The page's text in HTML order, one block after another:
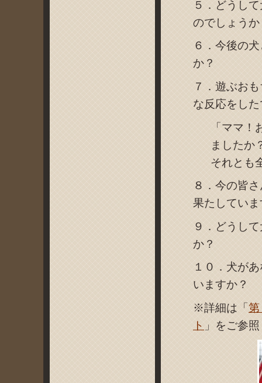
５．どうし
のでしょうか
６．今後の
か？
７．遊ぶお
な反応をし
「ママ
ましたか
それとも
８．今の皆
果たしてい
９．どうし
か？
１０．犬が
いますか？
※詳細は「
ト 」をご参